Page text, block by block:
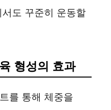
도 꾸준히 운동할
형성의 효과
를 통해 체중을